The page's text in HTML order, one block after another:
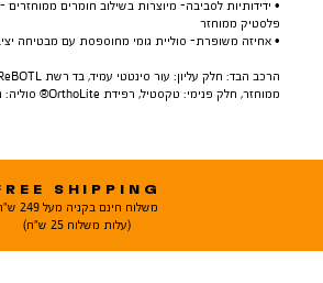
פלסטיק ממוחזר
• אחיזה משופרת- סוליית גומי מחוספסת עם מבטיחה
ממוחזר, חלק פנימי: טקסטיל, רפידת OrthoLite® סוליה: גומי.
SHIPPING
משלוח חינם בקניה מעל 249 ש"ח
(עלות משלוח 25 ש"ח)